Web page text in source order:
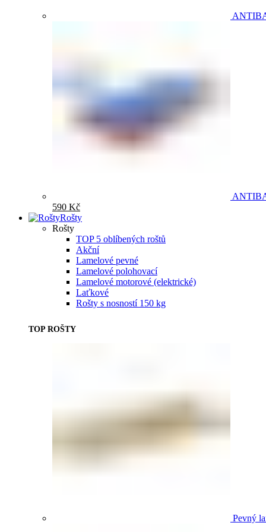
590 Kč
Rošty
Rošty
TOP 5 oblíbených roštů
Akční
Lamelové pevné
Lamelové polohovací
Lamelové motorové (elektrické)
Laťkové
Rošty s nosností 150 kg
TOP ROŠTY
Pevný